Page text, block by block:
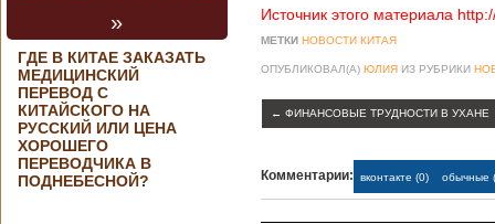
»
ГДЕ В КИТАЕ ЗАКАЗАТЬ
МЕДИЦИНСКИЙ
ПЕРЕВОД С
КИТАЙСКОГО НА
РУССКИЙ ИЛИ ЦЕНА
ХОРОШЕГО
ПЕРЕВОДЧИКА В
ПОДНЕБЕСНОЙ?
Источник этого материала
МЕТКИ НОВОСТИ КИТАЯ
ОПУБЛИКОВАЛ(А) ЮЛИЯ ИЗ РУБРИКИ
← ФИНАНСОВЫЕ ТРУДНОСТИ В УХАНЕ
Комментарии: вконтакте (0) обычные